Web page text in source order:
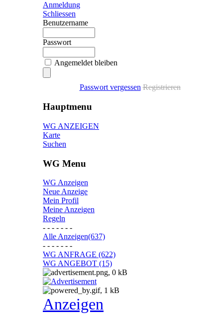
Anmeldung
Schliessen
Benutzername
Passwort
Angemeldet bleiben
Passwort vergessen Registrieren
Hauptmenu
WG ANZEIGEN
Karte
Suchen
WG Menu
WG Anzeigen
Neue Anzeige
Mein Profil
Meine Anzeigen
Regeln
- - - - - - -
Alle Anzeigen(637)
- - - - - - -
WG ANFRAGE (622)
WG ANGEBOT (15)
Anzeigen